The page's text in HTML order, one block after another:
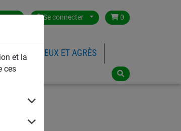
et la
ces
Se connecter 0
JEUX ET AGRÈS